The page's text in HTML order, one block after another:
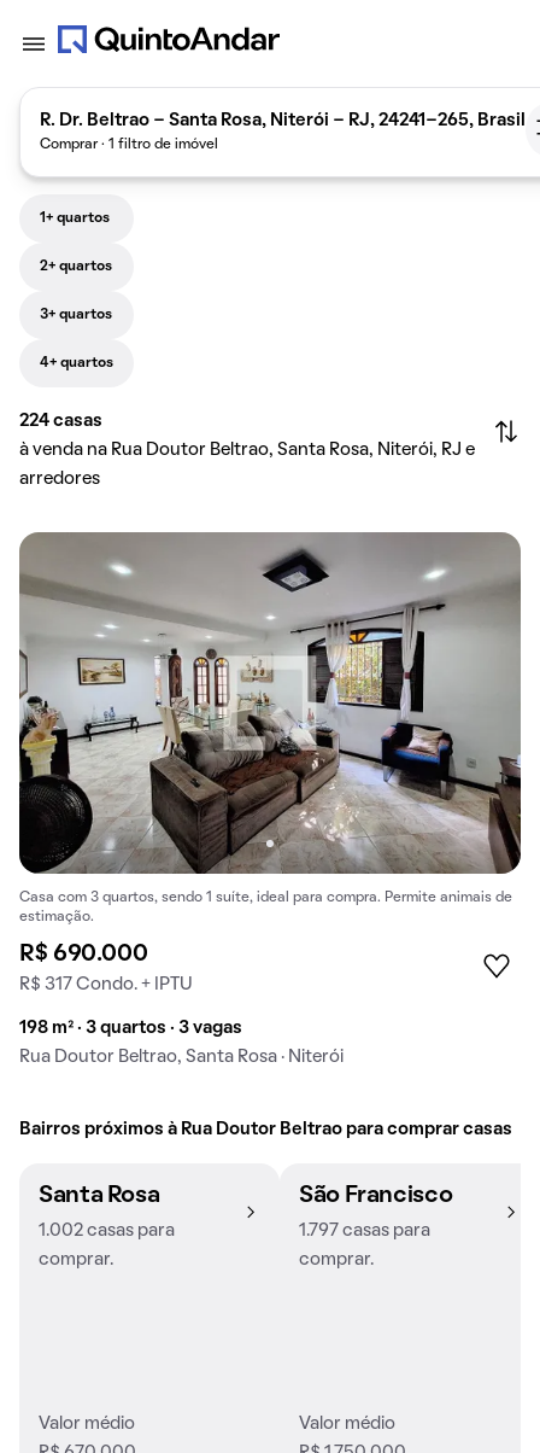
R. Dr. Beltrao - Santa Rosa, Niterói - RJ, 24241-265, Brasil
Comprar · 1 filtro de imóvel
1+ quartos
2+ quartos
3+ quartos
4+ quartos
224 casas
à venda na Rua Doutor Beltrao, Santa Rosa, Niterói, RJ e
arredores
Casa com 3 quartos, sendo 1 suíte, ideal para compra. Permite animais de
estimação.
R$ 690.000
R$ 317 Condo. + IPTU
198 m² · 3 quartos · 3 vagas
Rua Doutor Beltrao, Santa Rosa · Niterói
Bairros próximos à Rua Doutor Beltrao para comprar casas
Santa Rosa
1.002 casas para
comprar.
Valor médio
São Francisco
1.797 casas para
comprar.
Valor médio